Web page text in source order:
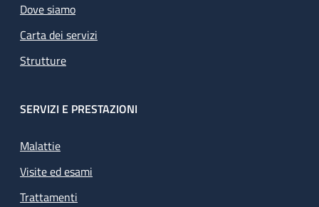
Dove siamo
Carta dei servizi
Strutture
SERVIZI E PRESTAZIONI
Malattie
Visite ed esami
Trattamenti